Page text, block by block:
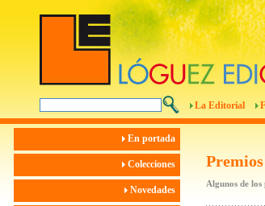
La Editorial
En portada
Colecciones
Novedades
Premios
Algunos de